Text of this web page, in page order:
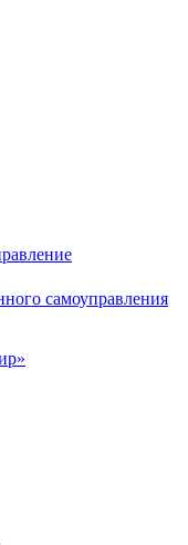
самоуправления